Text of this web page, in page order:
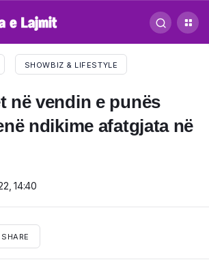
SHOWBIZ & LIFESTYLE
në vendin e punës
ndikime afatgjata në
14:40
SHARE